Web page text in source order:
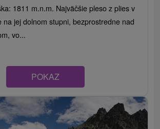
1811 m.n.m. Najväčšie pleso z plies v
na jej dolnom stupni, bezprostredne nad
vo...
POKAZ